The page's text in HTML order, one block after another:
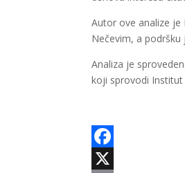
Autor ove analize je
Nečevim, a podršku
Analiza je
koji sprovodi Institut
Facebook